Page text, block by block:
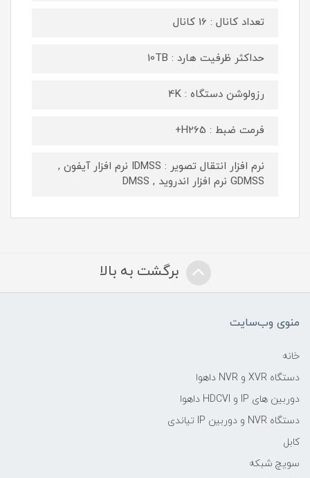
تعداد کانال : 16 کانال
حداکثر ظرفیت هارد : 10TB
رزولوشن دستگاه : 4K
فرمت ضبط : H265+
نرم افزار انتقال تصویر : IDMSS نرم افزار آیفون ,
GDMSS نرم افزار اندروید , DMSS
برگشت به بالا
منوی وب‌سایت
خانه
دستگاه XVR و NVR داهوا
دوربین های IP و HDCVI داهوا
دستگاه NVR و دوربین IP تیاندی
کابل
سویچ شبکه